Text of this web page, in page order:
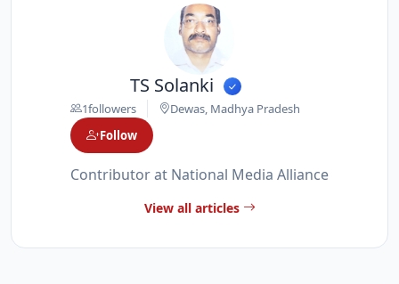
TS Solanki
1followers
Dewas, Madhya Pradesh
Follow
Contributor at National Media Alliance
View all articles